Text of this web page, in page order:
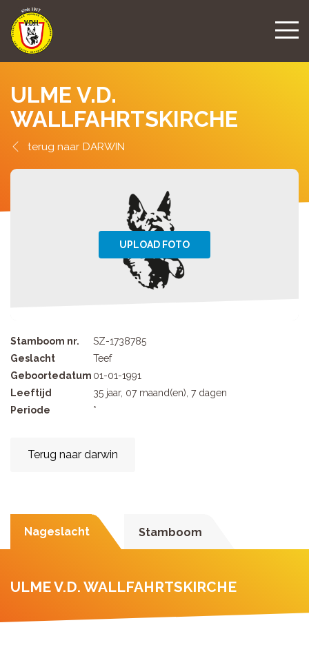
ULME V.D.
WALLFAHRTSKIRCHE
DARWIN
Stamboom nr.
SZ-1738785
Geslacht
Teef
Geboortedatum 01-01-1991
Leeftijd
35 jaar, 07 maand(en), 7 dagen
Periode
*
Terug naar darwin
Nageslacht Stamboom
ULME V.D. WALLFAHRTSKIRCHE